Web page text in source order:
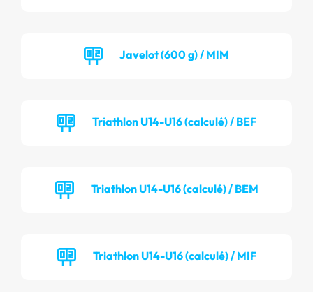
Javelot (600 g) / MIM
Triathlon U14-U16 (calculé) / BEF
Triathlon U14-U16 (calculé) / BEM
Triathlon U14-U16 (calculé) / MIF